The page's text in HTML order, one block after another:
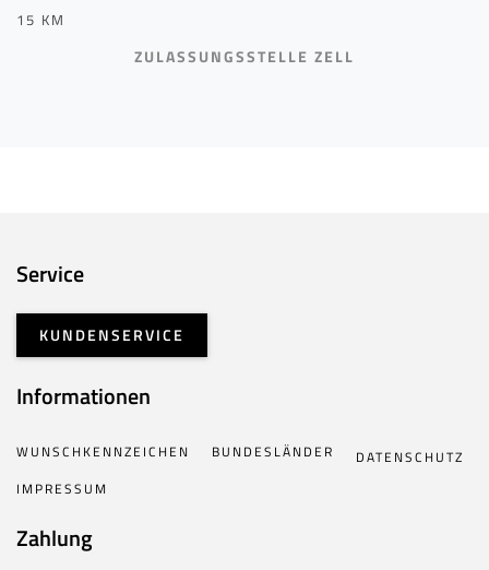
15 KM
ZULASSUNGSSTELLE ZELL
Service
KUNDENSERVICE
Informationen
WUNSCHKENNZEICHEN BUNDESLÄNDER
DATENSCHUTZ
IMPRESSUM
Zahlung